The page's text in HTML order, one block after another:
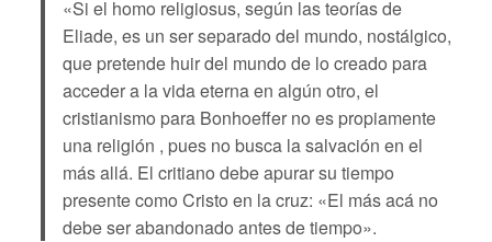
«Si el homo religiosus, según las teorías de
Eliade, es un ser separado del mundo, nostálgico,
que pretende huir del mundo de lo creado para
acceder a la vida eterna en algún otro, el
cristianismo para Bonhoeffer no es propiamente
una religión , pues no busca la salvación en el
más allá. El critiano debe apurar su tiempo
presente como Cristo en la cruz: «El más acá no
debe ser abandonado antes de tiempo».